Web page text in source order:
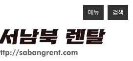
메뉴 검색